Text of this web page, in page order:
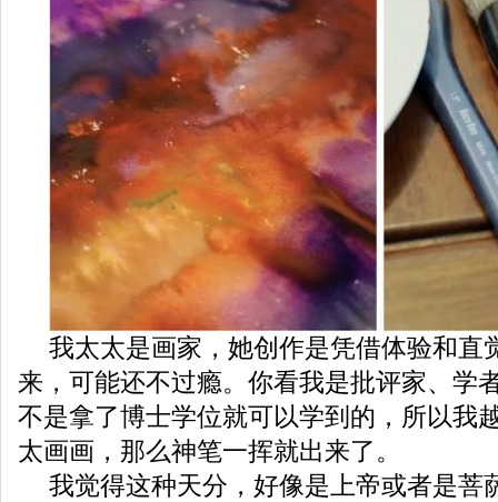
我太太是画家，她创作是凭借体验和直
来，可能还不过瘾。你看我是批评家、学
不是拿了博士学位就可以学到的，所以我
太画画，那么神笔一挥就出来了。
我觉得这种天分，好像是上帝或者是菩